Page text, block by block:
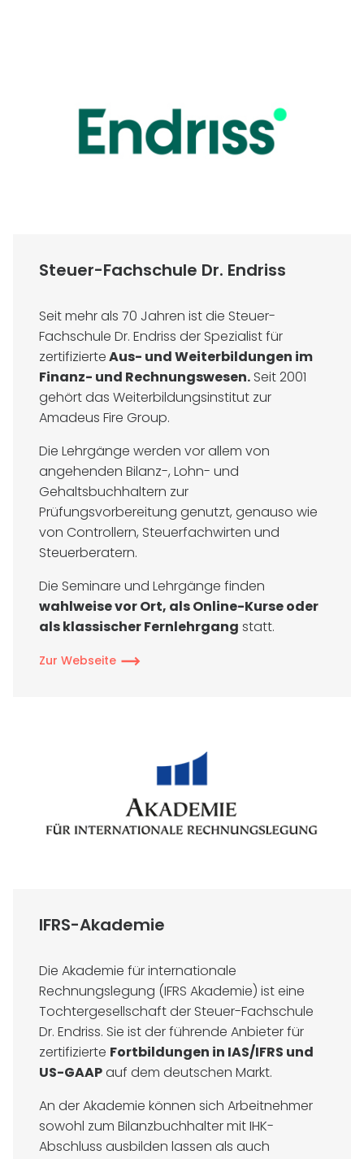
Steuer-Fachschule Dr. Endriss
Seit mehr als 70 Jahren ist die Steuer-
Fachschule Dr. Endriss der Spezialist für
zertifizierteAus- und Weiterbildungen im
Finanz- und Rechnungswesen. Seit 2001
gehört das Weiterbildungsinstitut zur
Amadeus Fire Group.
Die Lehrgänge werden vor allem von
angehenden Bilanz-, Lohn- und
Gehaltsbuchhaltern zur
Prüfungsvorbereitung genutzt, genauso wie
von Controllern, Steuerfachwirten und
Steuerberatern.
Die Seminare und Lehrgänge finden
wahlweise vor Ort, als Online-Kurse oder
als klassischer Fernlehrgang statt.
Zur Webseite
IFRS-Akademie
Die Akademie für internationale
Rechnungslegung (IFRS Akademie) ist eine
Tochtergesellschaft der Steuer-Fachschule
Dr. Endriss. Sie ist der führende Anbieter für
zertifizierte Fortbildungen in IAS/IFRS und
US-GAAPauf dem deutschen Markt.
An der Akademie können sich Arbeitnehmer
sowohl zum Bilanzbuchhalter mit IHK-
Abschluss ausbilden lassen als auch